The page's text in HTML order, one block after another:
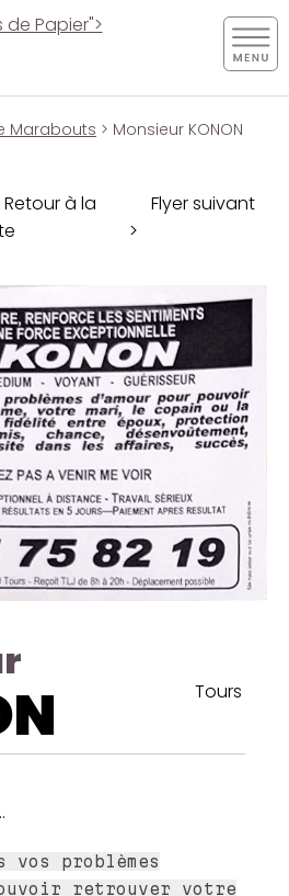
Papier">
Marabouts > Monsieur KONON
Retour à la
Flyer suivant
>
Tours
vos problèmes
retrouver votre